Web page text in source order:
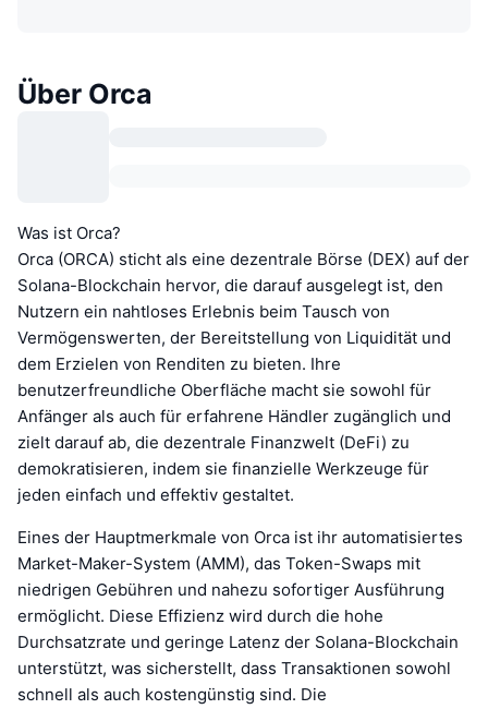
Über Orca
Was ist Orca?
Orca (ORCA) sticht als eine dezentrale Börse (DEX) auf der
Solana-Blockchain hervor, die darauf ausgelegt ist, den
Nutzern ein nahtloses Erlebnis beim Tausch von
Vermögenswerten, der Bereitstellung von Liquidität und
dem Erzielen von Renditen zu bieten. Ihre
benutzerfreundliche Oberfläche macht sie sowohl für
Anfänger als auch für erfahrene Händler zugänglich und
zielt darauf ab, die dezentrale Finanzwelt (DeFi) zu
demokratisieren, indem sie finanzielle Werkzeuge für
jeden einfach und effektiv gestaltet.
Eines der Hauptmerkmale von Orca ist ihr automatisiertes
Market-Maker-System (AMM), das Token-Swaps mit
niedrigen Gebühren und nahezu sofortiger Ausführung
ermöglicht. Diese Effizienz wird durch die hohe
Durchsatzrate und geringe Latenz der Solana-Blockchain
unterstützt, was sicherstellt, dass Transaktionen sowohl
schnell als auch kostengünstig sind. Die